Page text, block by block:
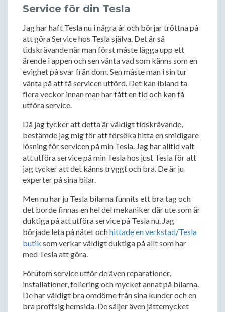
Service för din Tesla
Jag har haft Tesla nu i några år och börjar tröttna på
att göra Service hos Tesla själva. Det är så
tidskrävande när man först måste lägga upp ett
ärende i appen och sen vänta vad som känns som en
evighet på svar från dom. Sen måste man i sin tur
vänta på att få servicen utförd. Det kan ibland ta
flera veckor innan man har fått en tid och kan få
utföra service.
Då jag tycker att detta är väldigt tidskrävande,
bestämde jag mig för att försöka hitta en smidigare
lösning för servicen på min Tesla. Jag har alltid valt
att utföra service på min Tesla hos just Tesla för att
jag tycker att det känns tryggt och bra. De är ju
experter på sina bilar.
Men nu har ju Tesla bilarna funnits ett bra tag och
det borde finnas en hel del mekaniker där ute som är
duktiga på att utföra service på Tesla nu. Jag
började leta på nätet ochhittade en verkstad/Tesla
butik som verkar väldigt duktiga på allt som har
med Tesla att göra.
Förutom service utför de även reparationer,
installationer, foliering och mycket annat på bilarna.
De har väldigt bra omdöme från sina kunder och en
bra proffsig hemsida. De säljer även jättemycket